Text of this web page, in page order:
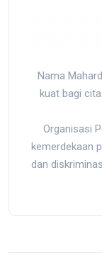
Nama
kuat bagi
Organisasi
kemerdekaan
dan